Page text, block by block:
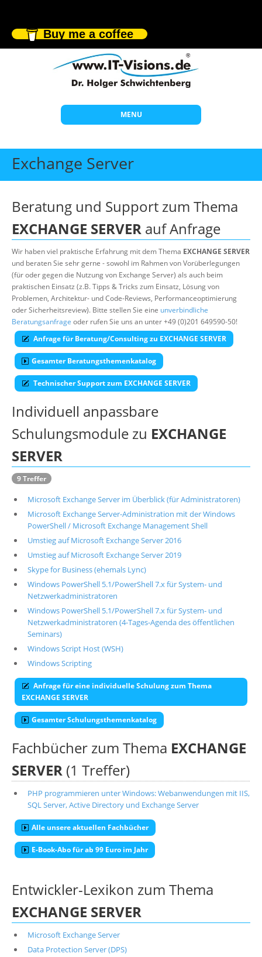
Buy me a coffee
MENU
Start
Themen
Individuelle Schulungen
Offene Seminare
Wissen
Über uns
Suche
Exchange Server
Beratung und Support zum Thema
EXCHANGE SERVER auf Anfrage
Wir haben viel praktische Erfahrung mit dem Thema EXCHANGE SERVER
und beraten Sie sehr gerne - sowohl im Rahmen von Vorüberlegungen
(für oder gegen die Nutzung von Exchange Server) als auch beim
praktischen Einsatz (z.B. Tipps & Tricks zum Einsatz, Lösung von
Problemen, Architektur- und Code-Reviews, Performanceoptimierung
oder Sicherheitsreview). Bitte stellen Sie eine unverbindliche
Beratungsanfrage oder rufen Sie uns an unter +49 (0)201 649590-50!
Anfrage für Beratung/Consulting zu EXCHANGE SERVER
Gesamter Beratungsthemenkatalog
Technischer Support zum EXCHANGE SERVER
Individuell anpassbare
Schulungsmodule zu EXCHANGE
SERVER
9 Treffer
Microsoft Exchange Server im Überblick (für Administratoren)
Microsoft Exchange Server-Administration mit der Windows
PowerShell / Microsoft Exchange Management Shell
Umstieg auf Microsoft Exchange Server 2016
Umstieg auf Microsoft Exchange Server 2019
Skype for Business (ehemals Lync)
Windows PowerShell 5.1/PowerShell 7.x für System- und
Netzwerkadministratoren
Windows PowerShell 5.1/PowerShell 7.x für System- und
Netzwerkadministratoren (4-Tages-Agenda des öffentlichen
Seminars)
Windows Script Host (WSH)
Windows Scripting
Anfrage für eine individuelle Schulung zum Thema
EXCHANGE SERVER
Gesamter Schulungsthemenkatalog
Fachbücher zum Thema EXCHANGE
SERVER (1 Treffer)
PHP programmieren unter Windows: Webanwendungen mit IIS,
SQL Server, Active Directory und Exchange Server
Alle unsere aktuellen Fachbücher
E-Book-Abo für ab 99 Euro im Jahr
Entwickler-Lexikon zum Thema
EXCHANGE SERVER
Microsoft Exchange Server
Data Protection Server (DPS)